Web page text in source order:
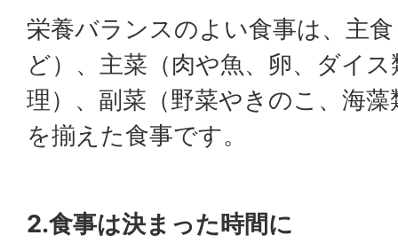
栄養バランスのよい食事は、主
ど）、主菜（肉や魚、卵、ダイ
理）、副菜（野菜やきのこ、海
を揃えた食事です。
2.食事は決まった時間に